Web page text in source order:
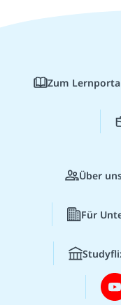
Zum
Über
Für